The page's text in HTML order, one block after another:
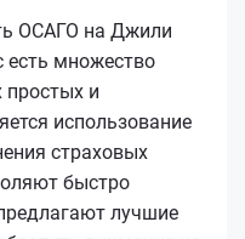
ОСАГО на Джили
есть множество
и
использование
страховых
быстро
лучшие